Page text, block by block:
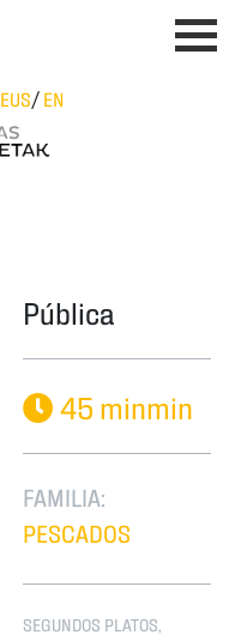
EUS/ EN
Pública
45 minmin
FAMILIA:
PESCADOS
SEGUNDOS PLATOS,